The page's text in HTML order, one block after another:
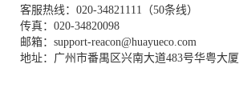
客服热线：020-34821111（50条线）
传真：020-34820098
邮箱：support-reacon@huayueco.com
地址：广州市番禺区兴南大道483号华粤大厦